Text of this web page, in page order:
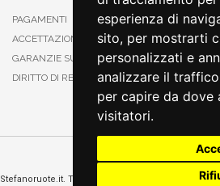
esperienza di
sito, per mostrarti
personalizzati e
analizzare il
per capire da dove
visitatori.
PAGAMENTI
ACCETTAZIONE DEGLI ORDINI
GARANZIE SUI PRODOTTI
DIRITTO DI RECESSO
Stefanoruote.it. Tutti i diritti riservati. E' vietata la